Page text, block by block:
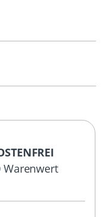
Warenwert